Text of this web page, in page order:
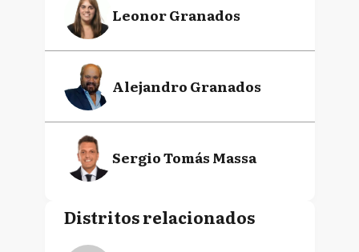
Leonor Granados
Alejandro Granados
Sergio Tomás Massa
Distritos relacionados